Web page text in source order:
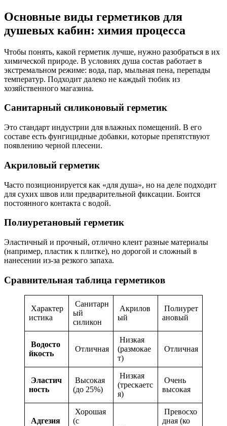
Основные виды герметиков для
душевых кабин: химия процесса
Чтобы понять, какой герметик лучше, нужно разобраться в их
химической природе. В условиях душа состав работает в
экстремальном режиме: вода, пар, мыльная пена, перепады
температур. Подходит далеко не каждый тюбик из
хозяйственного магазина.
Санитарный силиконовый герметик
Это стандарт индустрии для влажных помещений. В его
составе есть фунгицидные добавки, которые препятствуют
появлению черной плесени.
Акриловый герметик
Часто позиционируется как «для душа», но на деле подходит
для сухих швов или предварительной фиксации. Боится
постоянного контакта с водой.
Полиуретановый герметик
Эластичный и прочный, отлично клеит разные материалы
(например, пластик к плитке), но дорогой и сложный в
нанесении из-за резкого запаха.
Сравнительная таблица герметиков
Характер
истика
Санитарн
ый
силикон
Акрилов
ый
Полиурет
ановый
Водосто
йкость
Отличная
Низкая
(размокае
т)
Отличная
Эластич
ность
Высокая
(до 25%)
Низкая
(трескаетс
я)
Очень
высокая
Адгезия
Хорошая
(с
Превосхо
дная (ко